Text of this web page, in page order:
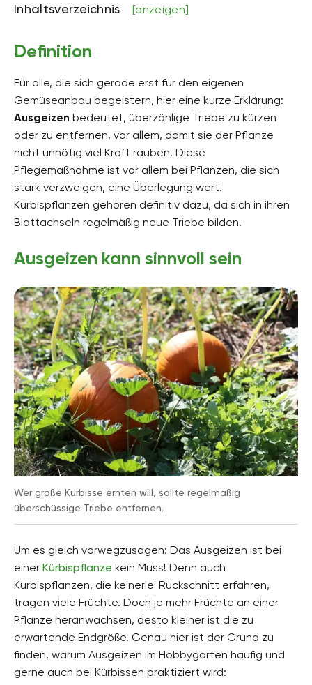
Inhaltsverzeichnis [anzeigen]
Definition
Für alle, die sich gerade erst für den eigenen
Gemüseanbau begeistern, hier eine kurze Erklärung:
Ausgeizen bedeutet, überzählige Triebe zu kürzen
oder zu entfernen, vor allem, damit sie der Pflanze
nicht unnötig viel Kraft rauben. Diese
Pflegemaßnahme ist vor allem bei Pflanzen, die sich
stark verzweigen, eine Überlegung wert.
Kürbispflanzen gehören definitiv dazu, da sich in ihren
Blattachseln regelmäßig neue Triebe bilden.
Ausgeizen kann sinnvoll sein
Wer große Kürbisse ernten will, sollte regelmäßig
überschüssige Triebe entfernen.
Um es gleich vorwegzusagen: Das Ausgeizen ist bei
einer Kürbispflanze kein Muss! Denn auch
Kürbispflanzen, die keinerlei Rückschnitt erfahren,
tragen viele Früchte. Doch je mehr Früchte an einer
Pflanze heranwachsen, desto kleiner ist die zu
erwartende Endgröße. Genau hier ist der Grund zu
finden, warum Ausgeizen im Hobbygarten häufig und
gerne auch bei Kürbissen praktiziert wird: